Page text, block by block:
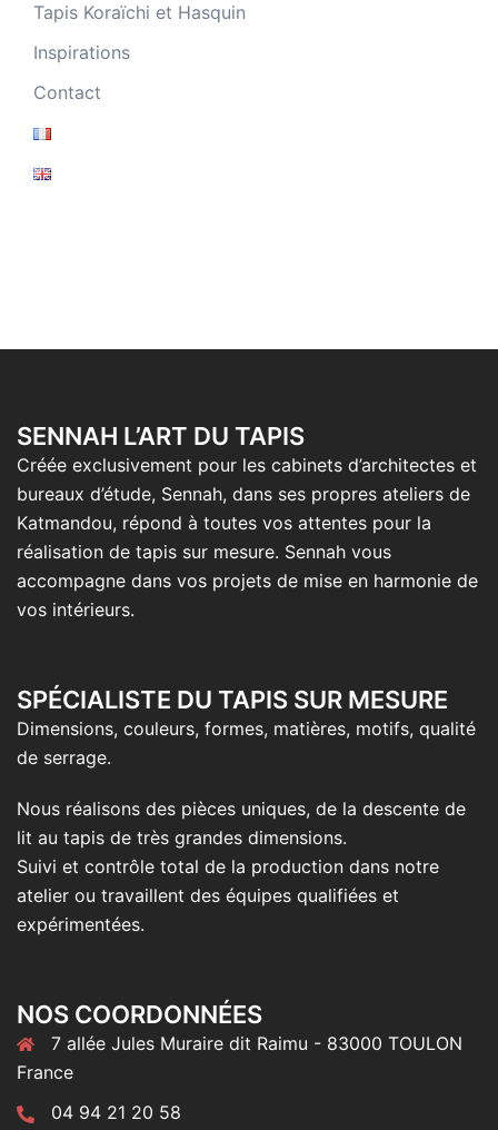
Tapis Koraïchi et Hasquin
Inspirations
Contact
SENNAH L’ART DU TAPIS
Créée exclusivement pour les cabinets d’architectes et
bureaux d’étude, Sennah, dans ses propres ateliers de
Katmandou, répond à toutes vos attentes pour la
réalisation de tapis sur mesure. Sennah vous
accompagne dans vos projets de mise en harmonie de
vos intérieurs.
SPÉCIALISTE DU TAPIS SUR MESURE
Dimensions, couleurs, formes, matières, motifs, qualité
de serrage.
Nous réalisons des pièces uniques, de la descente de
lit au tapis de très grandes dimensions.
Suivi et contrôle total de la production dans notre
atelier ou travaillent des équipes qualifiées et
expérimentées.
NOS COORDONNÉES
7 allée Jules Muraire dit Raimu - 83000 TOULON
France
04 94 21 20 58